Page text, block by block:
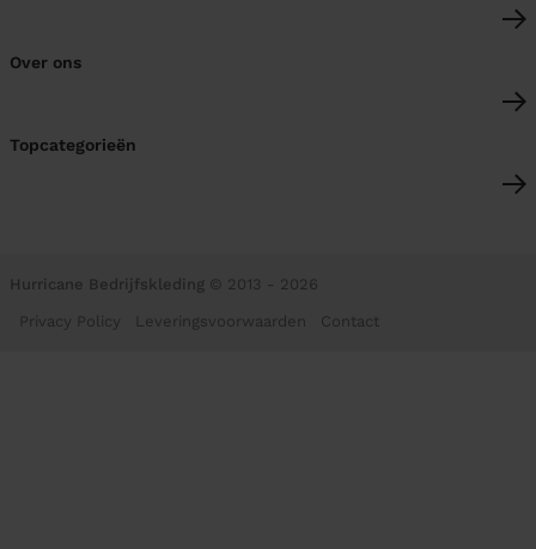
Over ons
Topcategorieën
Hurricane Bedrijfskleding © 2013 - 2026
Privacy Policy Leveringsvoorwaarden Contact